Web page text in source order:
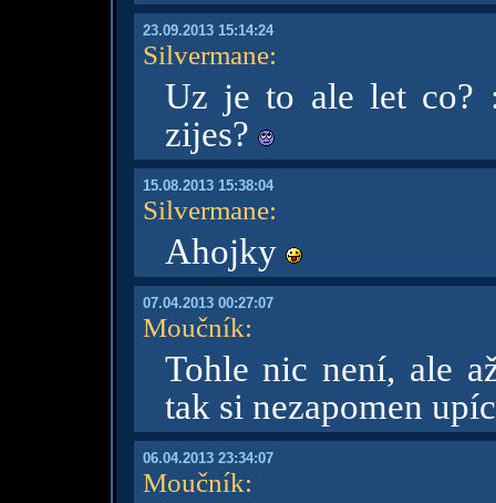
23.09.2013 15:14:24
Silvermane:
Uz je to ale let co?
zijes?
15.08.2013 15:38:04
Silvermane:
Ahojky
07.04.2013 00:27:07
Moučník:
Tohle nic není, ale
tak si nezapomen
06.04.2013 23:34:07
Moučník: